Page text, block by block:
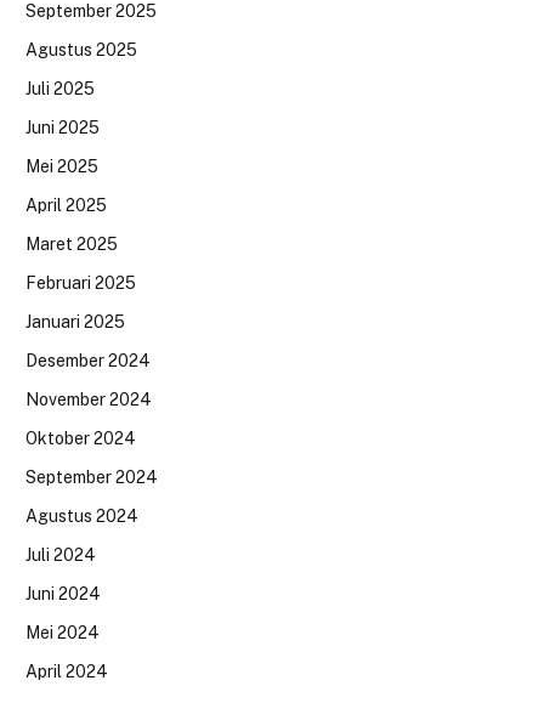
September 2025
Agustus 2025
Juli 2025
Juni 2025
Mei 2025
April 2025
Maret 2025
Februari 2025
Januari 2025
Desember 2024
November 2024
Oktober 2024
September 2024
Agustus 2024
Juli 2024
Juni 2024
Mei 2024
April 2024